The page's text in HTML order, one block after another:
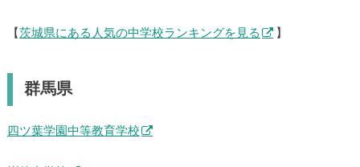
【 茨城県にある人気の中学校ランキングを見る 】
群馬県
四ツ葉学園中等教育学校